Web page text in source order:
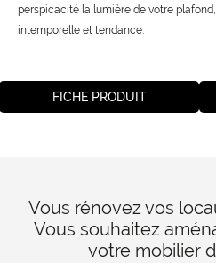
perspicacité la lumière de votre
intemporelle et tendance.
FICHE PRODUIT
Vous rénovez vos
Vous souhaitez
votre mobilier